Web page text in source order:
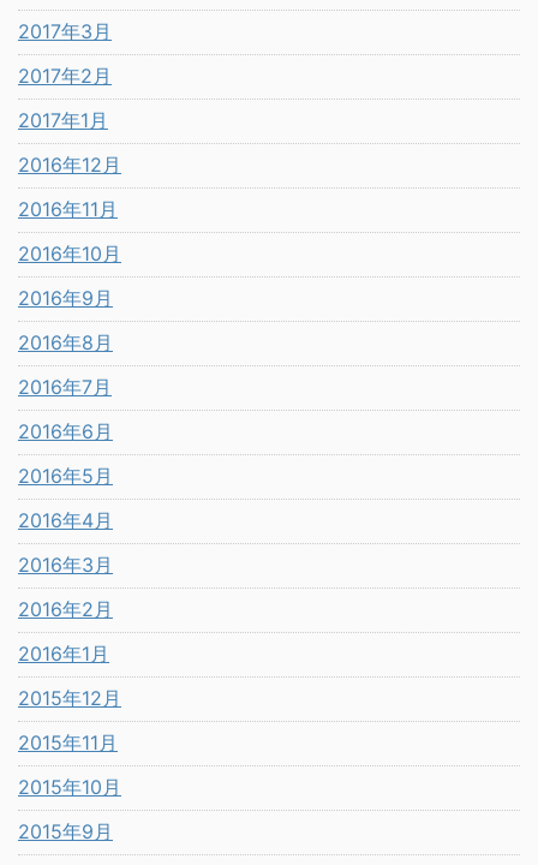
2017年3月
2017年2月
2017年1月
2016年12月
2016年11月
2016年10月
2016年9月
2016年8月
2016年7月
2016年6月
2016年5月
2016年4月
2016年3月
2016年2月
2016年1月
2015年12月
2015年11月
2015年10月
2015年9月